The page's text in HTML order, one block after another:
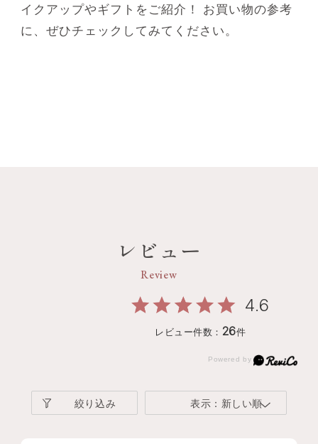
イクアップやギフトをご紹介！ お買い物の参考
に、ぜひチェックしてみてください。
レビュー
Review
4.6
レビュー件数： 26件
絞り込み 表示：新しい順